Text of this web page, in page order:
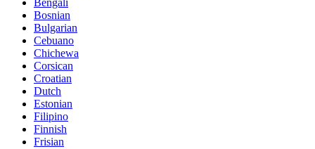
Bosnian
Bulgarian
Cebuano
Chichewa
Corsican
Croatian
Dutch
Estonian
Filipino
Finnish
Frisian